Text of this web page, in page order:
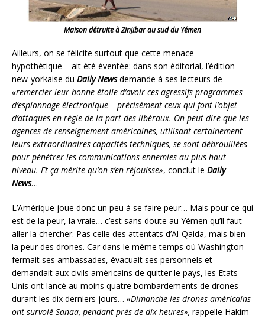
Maison détruite à Zinjibar au sud du Yémen
Ailleurs, on se félicite surtout que cette menace –
hypothétique – ait été éventée: dans son éditorial, l’édition
new-yorkaise du Daily Newsdemande à ses lecteurs de
«remercier leur bonne étoile d’avoir ces agressifs programmes
d’espionnage électronique – précisément ceux qui font l’objet
d’attaques en règle de la part des libéraux. On peut dire que les
agences de renseignement américaines, utilisant certainement
leurs extraordinaires capacités techniques, se sont débrouillées
pour pénétrer les communications ennemies au plus haut
niveau. Et ça mérite qu’on s’en réjouisse», conclut le Daily
News…
L’Amérique joue donc un peu à se faire peur… Mais pour ce qui
est de la peur, la vraie… c’est sans doute au Yémen qu’il faut
aller la chercher. Pas celle des attentats d’Al-Qaida, mais bien
la peur des drones. Car dans le même temps où Washington
fermait ses ambassades, évacuait ses personnels et
demandait aux civils américains de quitter le pays, les Etats-
Unis ont lancé au moins quatre bombardements de drones
durant les dix derniers jours… «Dimanche les drones américains
ont survolé Sanaa, pendant près de dix heures», rappelle Hakim